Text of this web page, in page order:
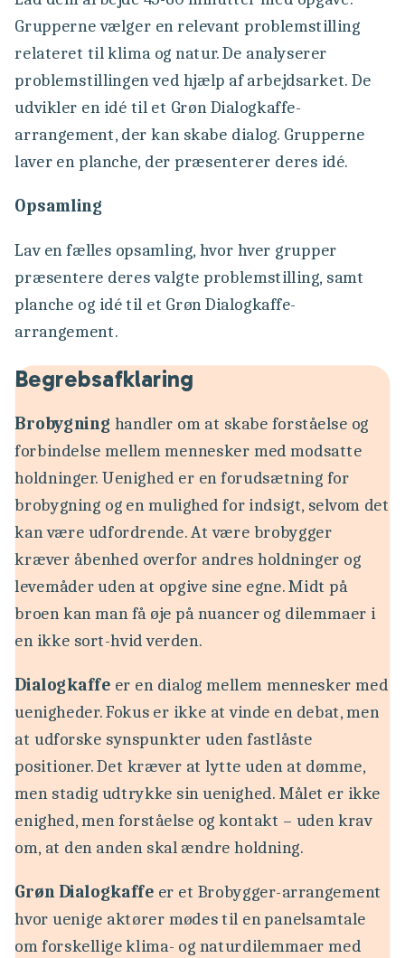
Grupperne vælger en relevant problemstilling
relateret til klima og natur. De analyserer
problemstillingen ved hjælp af arbejdsarket. De
udvikler en idé til et Grøn Dialogkaffe-
arrangement, der kan skabe dialog. Grupperne
laver en planche, der præsenterer deres idé.
Opsamling
Lav en fælles opsamling, hvor hver grupper
præsentere deres valgte problemstilling, samt
planche og idé til et Grøn Dialogkaffe-
arrangement.
Begrebsafklaring
Brobygning handler om at skabe forståelse og
forbindelse mellem mennesker med modsatte
holdninger. Uenighed er en forudsætning for
brobygning og en mulighed for indsigt, selvom det
kan være udfordrende. At være brobygger
kræver åbenhed overfor andres holdninger og
levemåder uden at opgive sine egne. Midt på
broen kan man få øje på nuancer og dilemmaer i
en ikke sort-hvid verden.
Dialogkaffe er en dialog mellem mennesker med
uenigheder. Fokus er ikke at vinde en debat, men
at udforske synspunkter uden fastlåste
positioner. Det kræver at lytte uden at dømme,
men stadig udtrykke sin uenighed. Målet er ikke
enighed, men forståelse og kontakt – uden krav
om, at den anden skal ændre holdning.
Grøn Dialogkaffe er et Brobygger-arrangement
hvor uenige aktører mødes til en panelsamtale
om forskellige klima- og naturdilemmaer med